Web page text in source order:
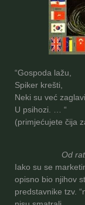
“Gospoda lažu,
Spiker krešti,
Neki su već
U psihozi. … “
(primjećujete čija
Od
Iako su se
opisno bio njihov
predstavnike tzv.